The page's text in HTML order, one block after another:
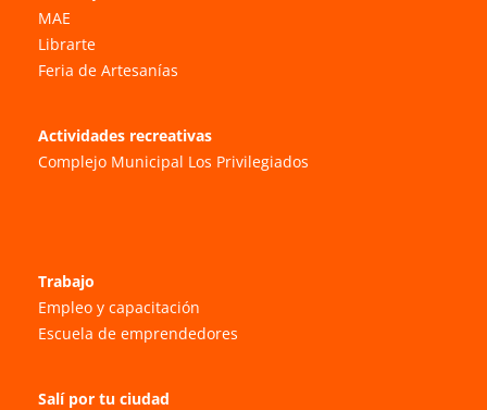
MAE
Librarte
Feria de Artesanías
Actividades recreativas
Complejo Municipal Los Privilegiados
Trabajo
Empleo y capacitación
Escuela de emprendedores
Salí por tu ciudad